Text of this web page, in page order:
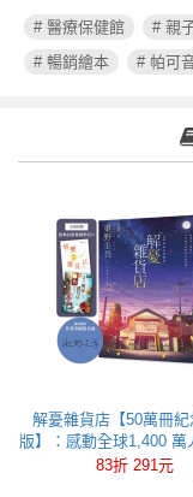
# 醫療保健館 # 親
# 暢銷繪本
# 帕可
解憂雜貨店【50萬冊
版】：感動全球1,400 萬
之書，東野圭吾最令人
83折 291元